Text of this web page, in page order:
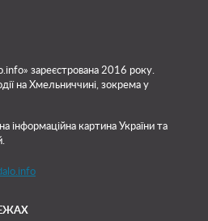
зареєстрована 2016 року.
на Хмельниччині, зокрема у
інформаційна картина України та